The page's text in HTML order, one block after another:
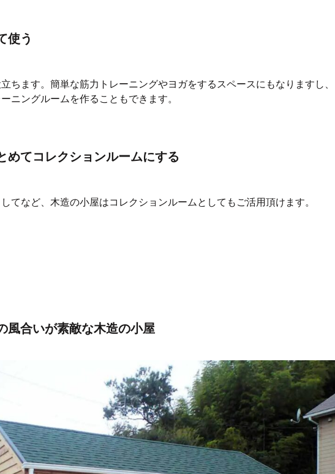
使う
ちます。簡単な筋力トレーニングやヨガをするスペースにもなりますし、
ニングルームを作ることもできます。
めてコレクションルームにする
てなど、木造の小屋はコレクションルームとしてもご活用頂けます。
風合いが素敵な木造の小屋